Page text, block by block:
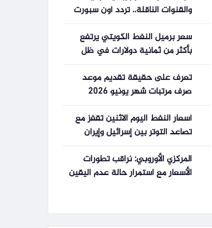
والقنوات الناقلة.. تردد أون سبورت
والشارقة الرياضية والتشكيل
المتوقع للفراعنة
سعر برميل النفط الكويتي يرتفع
بأكثر من ثمانية دولارات في ظل
تقلبات السوق العالمية
تعرف على حقيقة تقديم موعد
صرف مرتبات شهر يونيو 2026
للموظفين في الدولة
أسعار النفط اليوم الاثنين تقفز مع
تصاعد التوتر بين إسرائيل وإيران
المركزي الأوروبي: نراقب تطورات
الأسعار مع استمرار حالة عدم اليقين